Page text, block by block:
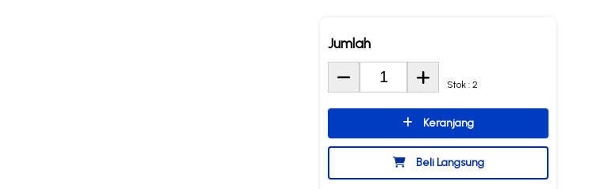
Jumlah
Stok : 2
Keranjang
Beli Langsung